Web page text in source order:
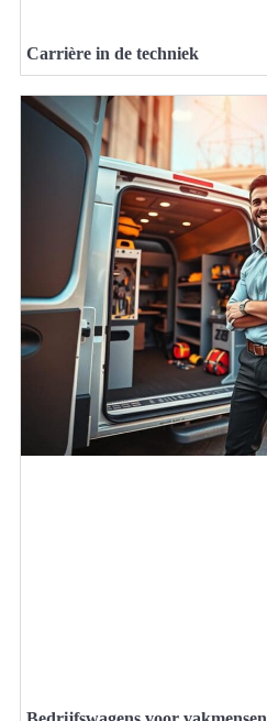
Carrière in de techniek